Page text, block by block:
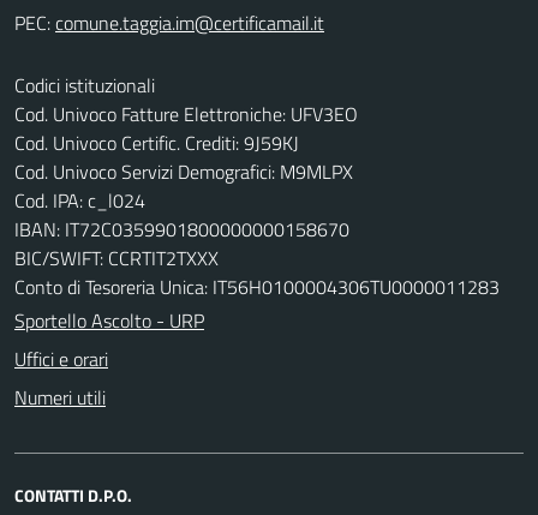
PEC:
Codici istituzionali
Cod. Univoco Fatture Elettroniche: UFV3EO
Cod. Univoco Certific. Crediti: 9J59KJ
Cod. Univoco Servizi Demografici: M9MLPX
Cod. IPA: c_l024
IBAN: IT72C0359901800000000158670
BIC/SWIFT: CCRTIT2TXXX
Conto di Tesoreria Unica: IT56H0100004306TU0000011283
Sportello Ascolto - URP
Uffici e orari
Numeri utili
CONTATTI D.P.O.